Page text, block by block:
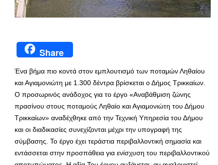
Share
Ένα βήμα πιο κοντά στον εμπλουτισμό των ποταμών Ληθαίου
και Αγιαμονιώτη με 1.300 δέντρα βρίσκεται ο Δήμος Τρικκαίων.
Ο προσωρινός ανάδοχος για το έργο «Αναβάθμιση ζώνης
πρασίνου στους ποταμούς Ληθαίο και Αγιαμονιώτη του Δήμου
Τρικκαίων» αναδέχθηκε από την Τεχνική Υπηρεσία του Δήμου
και οι διαδικασίες συνεχίζονται μέχρι την υπογραφή της
σύμβασης. Το έργο έχει τεράστια περιβαλλοντική σημασία και
εντάσσεται στην προσπάθεια για ενίσχυση του περιβαλλοντικού